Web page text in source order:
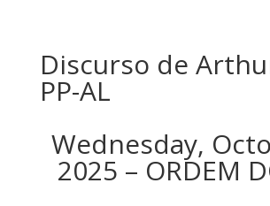
Discurso de
PP-AL
Wednesday,
2025 – ORDEM